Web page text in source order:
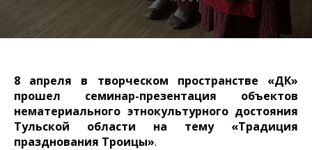
8 апреля в творческом пространстве «ДК»
прошел семинар-презентация объектов
нематериального этнокультурного достояния
Тульской области на тему «Традиция
празднования Троицы».